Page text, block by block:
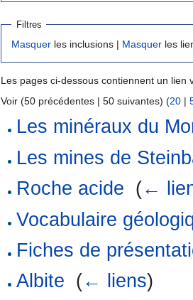
Filtres
Masquer les inclusions | Masquer les
Les pages ci-dessous contiennent un lien
Voir (50 précédentes | 50 suivantes) (20 |
Les minéraux du
Les mines de
Roche acide (←
Vocabulaire
Fiches de
Albite (← liens)